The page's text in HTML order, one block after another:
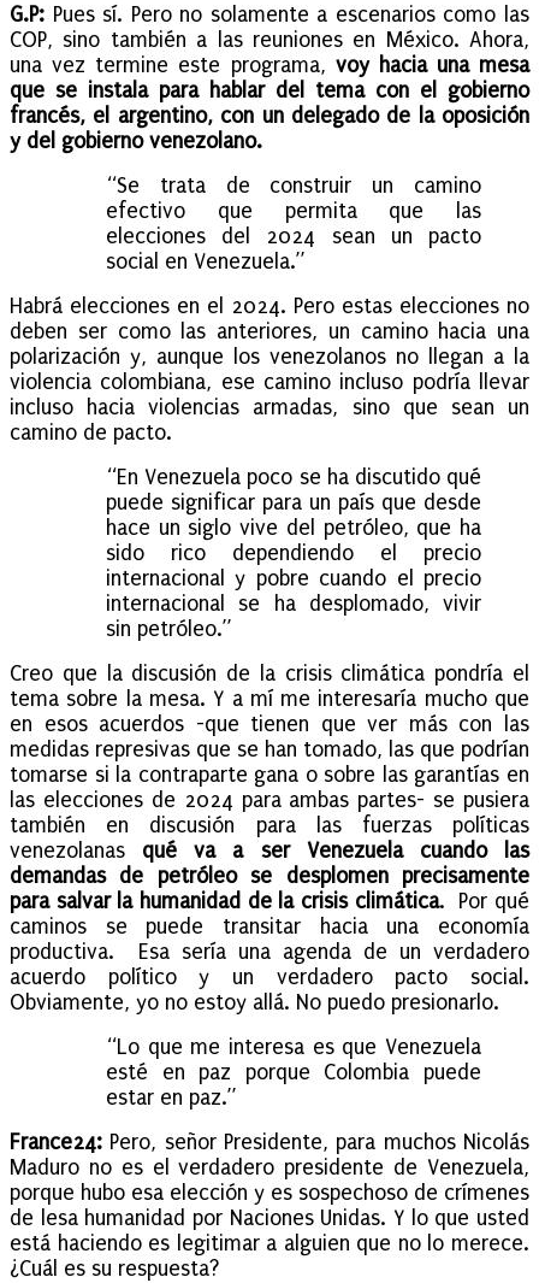
G.P: Pues sí. Pero no solamente a escenarios como las
COP, sino también a las reuniones en México. Ahora,
una vez termine este programa, voy hacia una mesa
que se instala para hablar del tema con el gobierno
francés, el argentino, con un delegado de la oposición
y del gobierno venezolano.
“Se trata de construir un camino
efectivo que permita que las
elecciones del 2024 sean un pacto
social en Venezuela.”
Habrá elecciones en el 2024. Pero estas elecciones no
deben ser como las anteriores, un camino hacia una
polarización y, aunque los venezolanos no llegan a la
violencia colombiana, ese camino incluso podría llevar
incluso hacia violencias armadas, sino que sean un
camino de pacto.
“En Venezuela poco se ha discutido qué
puede significar para un país que desde
hace un siglo vive del petróleo, que ha
sido rico dependiendo el precio
internacional y pobre cuando el precio
internacional se ha desplomado, vivir
sin petróleo.”
Creo que la discusión de la crisis climática pondría el
tema sobre la mesa. Y a mí me interesaría mucho que
en esos acuerdos -que tienen que ver más con las
medidas represivas que se han tomado, las que podrían
tomarse si la contraparte gana o sobre las garantías en
las elecciones de 2024 para ambas partes- se pusiera
también en discusión para las fuerzas políticas
venezolanas qué va a ser Venezuela cuando las
demandas de petróleo se desplomen precisamente
para salvar la humanidad de la crisis climática. Por qué
caminos se puede transitar hacia una economía
productiva. Esa sería una agenda de un verdadero
acuerdo político y un verdadero pacto social.
Obviamente, yo no estoy allá. No puedo presionarlo.
“Lo que me interesa es que Venezuela
esté en paz porque Colombia puede
estar en paz.”
France24: Pero, señor Presidente, para muchos Nicolás
Maduro no es el verdadero presidente de Venezuela,
porque hubo esa elección y es sospechoso de crímenes
de lesa humanidad por Naciones Unidas. Y lo que usted
está haciendo es legitimar a alguien que no lo merece.
¿Cuál es su respuesta?